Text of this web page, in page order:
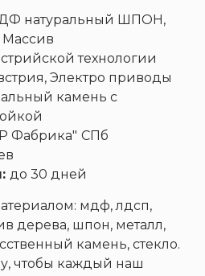
натуральный ШПОН,
технологии
Электро приводы
камень с
Фабрика" СПб
до 30 дней
мдф, лдсп,
дерева, шпон, металл,
камень, стекло.
чтобы каждый наш